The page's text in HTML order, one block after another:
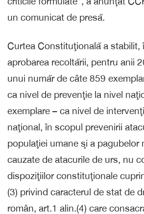
un comunicat de presă.
Curtea Constituţională a stabilit,
aprobarea recoltării, pentru anii
unui număr de câte 859
ca nivel de prevenţie la nivel
exemplare – ca nivel de
naţional, în scopul prevenirii
populaţiei umane şi a pagubelor
cauzate de atacurile de urs, nu
dispoziţiilor constituţionale
(3) privind caracterul de stat de
român, art.1 alin.(4) care